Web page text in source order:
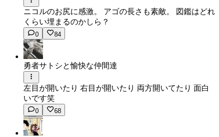
ニコルのお尻に感激。 アゴの長さも素敵。 図鑑はどれ
くらい埋まるのかしら？
0 84
勇者サトシと愉快な仲間達
左目が開いたり 右目が開いたり 両方開いてたり 面白
いです笑
0 68